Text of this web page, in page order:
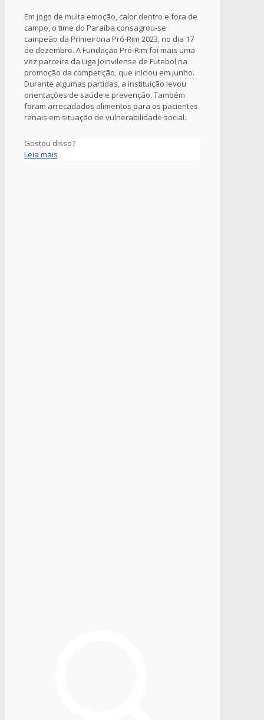
Em jogo de muita emoção, calor dentro e fora de
campo, o time do Paraíba consagrou-se
campeão da Primeirona Pró-Rim 2023, no dia 17
de dezembro. A Fundação Pró-Rim foi mais uma
vez parceira da Liga Joinvilense de Futebol na
promoção da competição, que iniciou em junho.
Durante algumas partidas, a instituição levou
orientações de saúde e prevenção. Também
foram arrecadados alimentos para os pacientes
renais em situação de vulnerabilidade social.
Gostou disso?
Leia mais